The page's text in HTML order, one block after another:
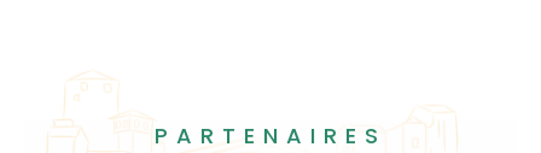
PARTENAIRES